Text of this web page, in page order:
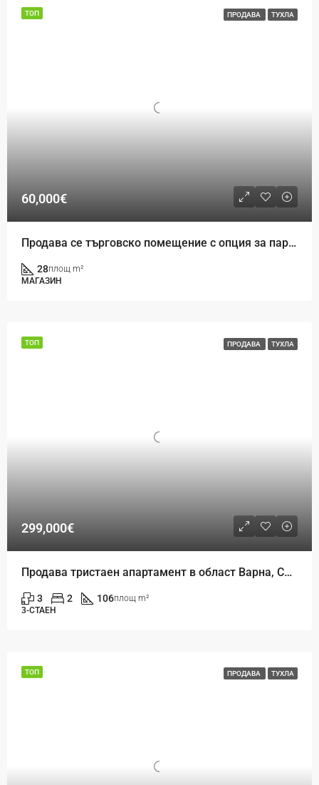
ТОП ПРОДАВА ТУХЛА
60,000€
Продава се търговско помещение с опция за паркомясто в кв. Кайсиева градина – к-с Гардън Резиденс
28площ m²
МАГАЗИН
ТОП ПРОДАВА ТУХЛА
299,000€
Продава тристаен апартамент в област Варна, Св. Св. Константин и Елена
3 2 106площ m²
3-СТАЕН
ТОП ПРОДАВА ТУХЛА